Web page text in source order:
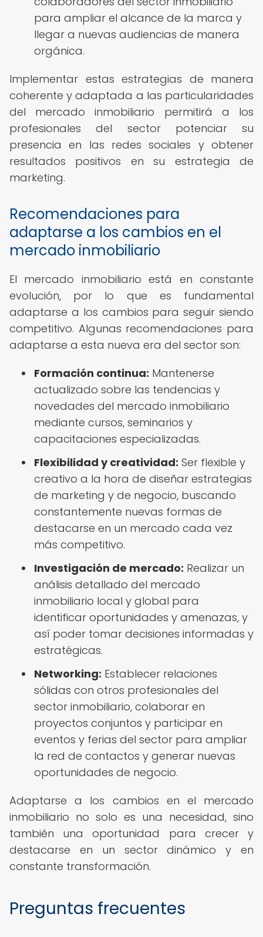
para ampliar el alcance de la marca y
llegar a nuevas audiencias de manera
orgánica.
Implementar estas estrategias de manera
coherente y adaptada a las particularidades
del mercado inmobiliario permitirá a los
profesionales del sector potenciar su
presencia en las redes sociales y obtener
resultados positivos en su estrategia de
marketing.
Recomendaciones para
adaptarse a los cambios en el
mercado inmobiliario
El mercado inmobiliario está en constante
evolución, por lo que es fundamental
adaptarse a los cambios para seguir siendo
competitivo. Algunas recomendaciones para
adaptarse a esta nueva era del sector son:
Formación continua: Mantenerse
actualizado sobre las tendencias y
novedades del mercado inmobiliario
mediante cursos, seminarios y
capacitaciones especializadas.
Flexibilidad y creatividad: Ser flexible y
creativo a la hora de diseñar estrategias
de marketing y de negocio, buscando
constantemente nuevas formas de
destacarse en un mercado cada vez
más competitivo.
Investigación de mercado: Realizar un
análisis detallado del mercado
inmobiliario local y global para
identificar oportunidades y amenazas, y
así poder tomar decisiones informadas y
estratégicas.
Networking: Establecer relaciones
sólidas con otros profesionales del
sector inmobiliario, colaborar en
proyectos conjuntos y participar en
eventos y ferias del sector para ampliar
la red de contactos y generar nuevas
oportunidades de negocio.
Adaptarse a los cambios en el mercado
inmobiliario no solo es una necesidad, sino
también una oportunidad para crecer y
destacarse en un sector dinámico y en
constante transformación.
Preguntas frecuentes